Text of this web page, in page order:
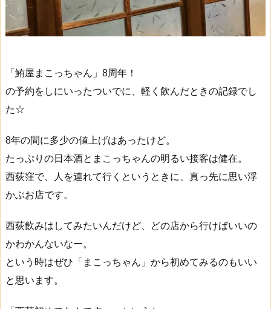
「鮪屋まこっちゃん」8周年！
の予約をしにいったついでに、軽く飲んだときの記録でし
た☆
8年の間に多少の値上げはあったけど。
たっぷりの日本酒とまこっちゃんの明るい接客は健在。
西荻窪で、人を連れて行くというときに、真っ先に思い浮
かぶお店です。
西荻飲みはしてみたいんだけど、どの店から行けばいいの
かわかんないなー。
という時はぜひ「まこっちゃん」から初めてみるのもいい
と思います。